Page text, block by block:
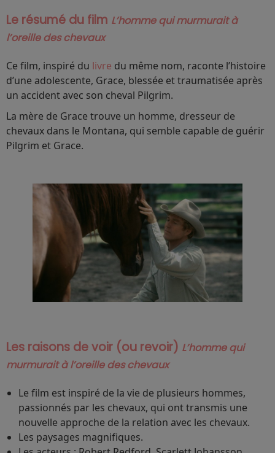
Le résumé du film L’homme qui murmurait à
l’oreille des chevaux
Ce film, inspiré du livre du même nom, raconte l’histoire
d’une adolescente, Grace, blessée et traumatisée après
un accident avec son cheval Pilgrim.
La mère de Grace trouve un homme, dresseur de
chevaux dans le Montana, qui semble capable de guérir
Pilgrim et Grace.
Les raisons de voir (ou revoir) L’homme qui
murmurait à l’oreille des chevaux
Le film est inspiré de la vie de plusieurs hommes,
passionnés par les chevaux, qui ont transmis une
nouvelle approche de la relation avec les chevaux.
Les paysages magnifiques.